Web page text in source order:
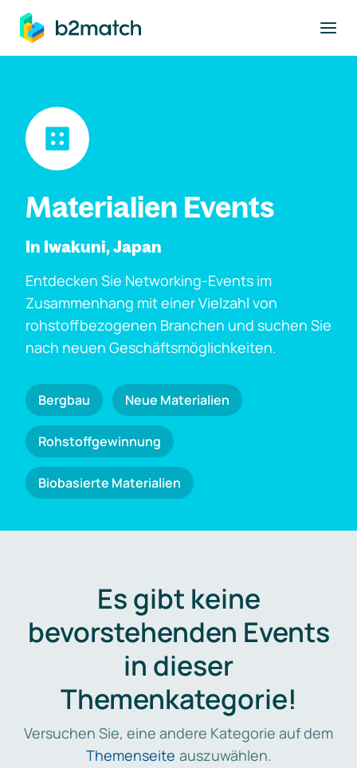
springen
Materialien Events
In Iwakuni, Japan
Entdecken Sie Networking-Events im
Zusammenhang mit einer Vielzahl von
rohstoffbezogenen Branchen und suchen Sie
nach neuen Geschäftsmöglichkeiten.
Bergbau Neue Materialien
Rohstoffgewinnung
Biobasierte Materialien
Es gibt keine
bevorstehenden Events
in dieser
Themenkategorie!
Versuchen Sie, eine andere Kategorie auf dem
Themenseite auszuwählen.